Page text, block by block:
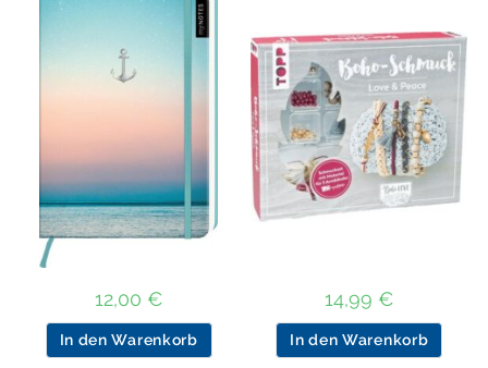
12,00 €
In den Warenkorb
14,99 €
In den Warenkorb